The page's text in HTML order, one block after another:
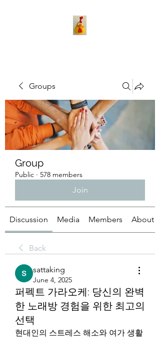
Groups
Group
Public · 578 members
Join
Discussion Media Members About
Back
sattaking
June 4, 2025
퍼펙트 가라오케: 당신의 완벽
한 노래방 경험을 위한 최고의
선택
현대인의 스트레스 해소와 여가 생활